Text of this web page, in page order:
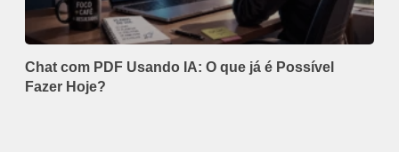
Chat com PDF Usando IA: O que já é Possível
Fazer Hoje?